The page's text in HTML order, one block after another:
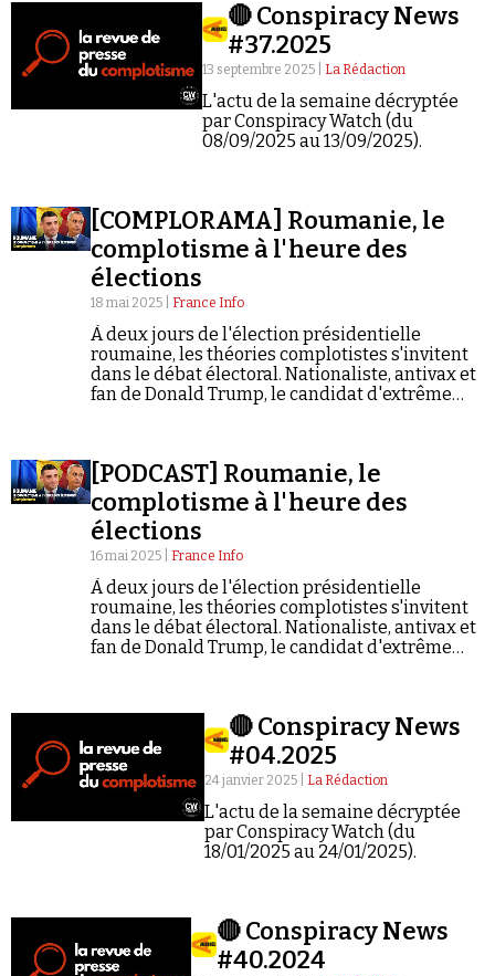
Se connecter
🔴 Conspiracy News
#37.2025
13 septembre 2025 | La Rédaction
L'actu de la semaine décryptée
par Conspiracy Watch (du
08/09/2025 au 13/09/2025).
[COMPLORAMA] Roumanie, le
complotisme à l'heure des
élections
18 mai 2025 | France Info
À deux jours de l'élection présidentielle
roumaine, les théories complotistes s'invitent
dans le débat électoral. Nationaliste, antivax et
fan de Donald Trump, le candidat d'extrême
[PODCAST] Roumanie, le
complotisme à l'heure des
élections
16 mai 2025 | France Info
À deux jours de l'élection présidentielle
roumaine, les théories complotistes s'invitent
dans le débat électoral. Nationaliste, antivax et
fan de Donald Trump, le candidat d'extrême
🔴 Conspiracy News
#04.2025
24 janvier 2025 | La Rédaction
L'actu de la semaine décryptée
par Conspiracy Watch (du
18/01/2025 au 24/01/2025).
🔴 Conspiracy News
#40.2024